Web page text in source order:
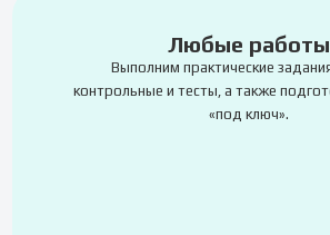
Любые работы
Выполним практические
контрольные и тесты, а также
«под ключ».